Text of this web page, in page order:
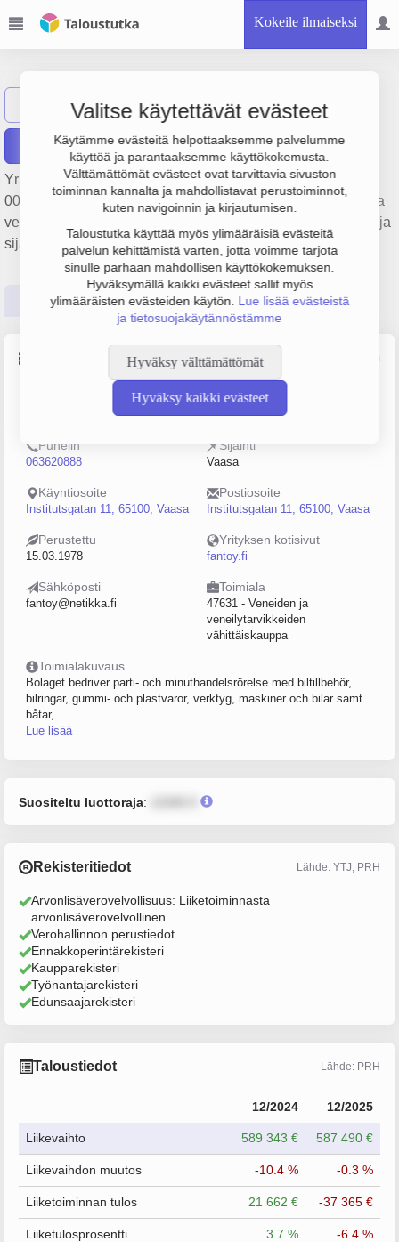
Kokeile ilmaiseksi
Valitse käytettävät evästeet
Käytämme evästeitä helpottaaksemme palvelumme
käyttöä ja parantaaksemme käyttökokemusta.
Välttämättömät evästeet ovat tarvittavia sivuston
toiminnan kannalta ja mahdollistavat perustoiminnot,
kuten navigoinnin ja kirjautumisen.
Taloustutka käyttää myös ylimääräisiä evästeitä
palvelun kehittämistä varten, jotta voimme tarjota
sinulle parhaan mahdollisen käyttökokemuksen.
Hyväksymällä kaikki evästeet sallit myös
ylimääräisten evästeiden käytön. Lue lisää evästeistä
ja tietosuojakäytännöstämme
Hyväksy välttämättömät
Hyväksy kaikki evästeet
Näytä haku Fantoy Oy Ab
Raportit
Yrityksen Fantoy Oy Ab liikevaihto on 587 000 €, tulos -37
000 € ja henkilöstömäärä 2. Sen päätoimiala on Veneiden ja
veneilytarvikkeiden vähittäiskauppa, perustamisvuosi 1978 ja
sijainti Vaasa. Yrityksen yhtiömuoto Osakeyhtiö (OY).
Perustiedot Tilinpäätösluvut Päättäjätiedot
Lähde: YTJ, PRH, Traficom
Henkilöstömäärä
0–4
Puhelin
063620888
Sijainti
Vaasa
Käyntiosoite
Institutsgatan 11, 65100, Vaasa
Postiosoite
Institutsgatan 11, 65100, Vaasa
Perustettu
15.03.1978
Yrityksen kotisivut
fantoy.fi
Sähköposti
fantoy@netikka.fi
Toimiala
47631 - Veneiden ja
veneilytarvikkeiden
vähittäiskauppa
Toimialakuvaus
Bolaget bedriver parti- och minuthandelsrörelse med biltillbehör,
bilringar, gummi- och plastvaror, verktyg, maskiner och bilar samt
båtar,...
Lue lisää
Suositeltu luottoraja:
Rekisteritiedot Lähde: YTJ, PRH
Arvonlisäverovelvollisuus: Liiketoiminnasta
arvonlisäverovelvollinen
Verohallinnon perustiedot
Ennakkoperintärekisteri
Kaupparekisteri
Työnantajarekisteri
Edunsaajarekisteri
Taloustiedot Lähde: PRH
12/2024 12/2025
Liikevaihto 589 343 € 587 490 €
Liikevaihdon muutos -10.4 % -0.3 %
Liiketoiminnan tulos 21 662 € -37 365 €
Liiketulosprosentti 3.7 % -6.4 %